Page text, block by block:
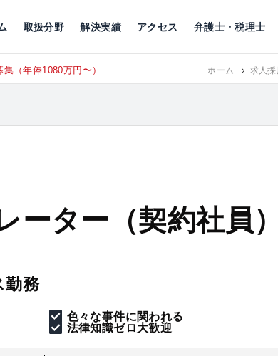
取扱分野 解決実績 アクセス 弁護士・税理士
（年俸1080万円〜） RECRUIT
ーター（契約社員）
勤務
色々な事件に関われる
法律知識ゼロ大歓迎
ホーム 求人採